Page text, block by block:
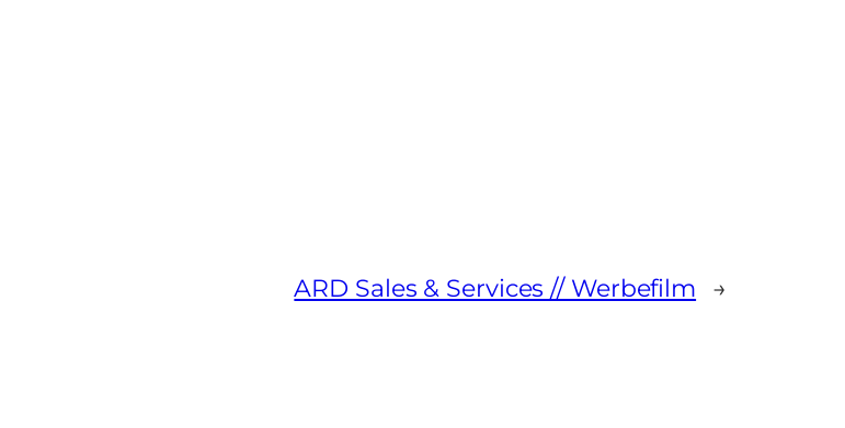
ARD Sales & Services // Werbefilm →